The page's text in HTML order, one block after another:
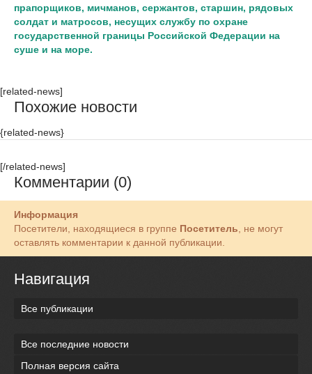
прапорщиков, мичманов, сержантов, старшин, рядовых
солдат и матросов, несущих службу по охране
государственной границы Российской Федерации на
суше и на море.
[related-news]
Похожие новости
{related-news}
[/related-news]
Комментарии (0)
Информация
Посетители, находящиеся в группе Посетитель, не могут
оставлять комментарии к данной публикации.
Навигация
Все публикации
Все последние новости
Полная версия сайта